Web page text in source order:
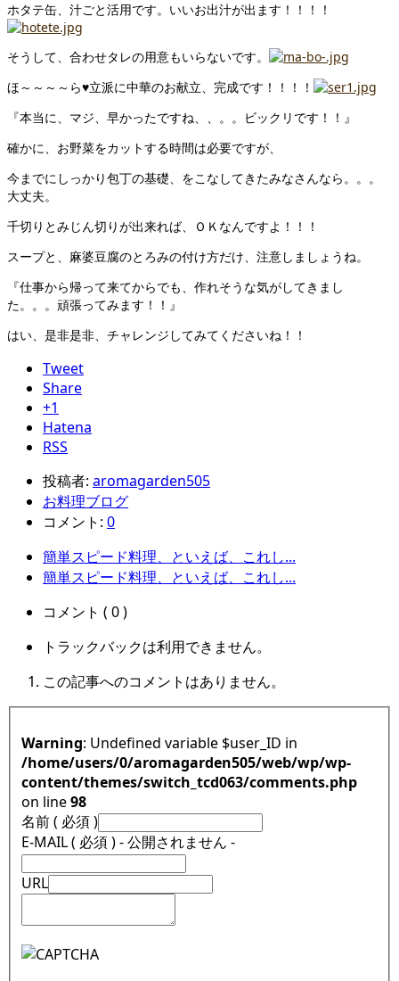
ホタテ缶、汁ごと活用です。いいお出汁が出ます！！！！
そうして、合わせタレの用意もいらないです。
ほ～～～～ら♥立派に中華のお献立、完成です！！！！
『本当に、マジ、早かったですね、、。。ビックリです！！』
確かに、お野菜をカットする時間は必要ですが、
今までにしっかり包丁の基礎、をこなしてきたみなさんなら。。。
大丈夫。
千切りとみじん切りが出来れば、ＯＫなんですよ！！！
スープと、麻婆豆腐のとろみの付け方だけ、注意しましょうね。
『仕事から帰って来てからでも、作れそうな気がしてきまし
た。。。頑張ってみます！！』
はい、是非是非、チャレンジしてみてくださいね！！
Tweet
Share
+1
Hatena
RSS
投稿者: aromagarden505
お料理ブログ
コメント: 0
簡単スピード料理、といえば、これし...
簡単スピード料理、といえば、これし...
コメント ( 0 )
トラックバックは利用できません。
この記事へのコメントはありません。
Warning : Undefined variable $user_ID in
/home/users/0/aromagarden505/web/wp/wp-
content/themes/switch_tcd063/comments.php
on line98
名前 ( 必須 )
E-MAIL ( 必須 ) - 公開されません -
URL